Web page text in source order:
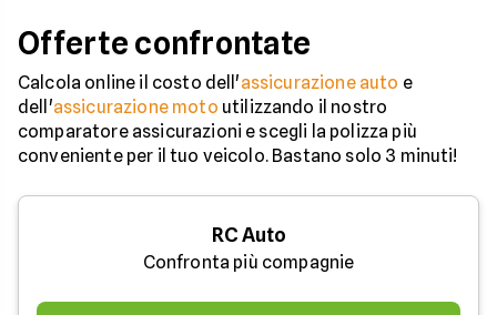
Offerte confrontate
Calcola online il costo dell'assicurazione auto e
dell'assicurazione moto utilizzando il nostro
comparatore assicurazioni e scegli la polizza più
conveniente per il tuo veicolo. Bastano solo 3 minuti!
RC Auto
Confronta più compagnie